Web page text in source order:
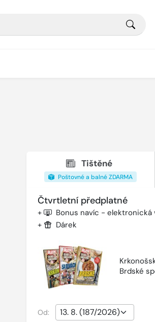
Tištěné
Poštovné a balné ZDARMA
Čtvrtletní předplatné
+ Bonus navíc - elektronická
+ Dárek
Brdské
Od: